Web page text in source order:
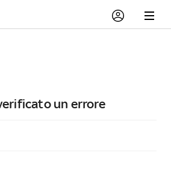
un errore